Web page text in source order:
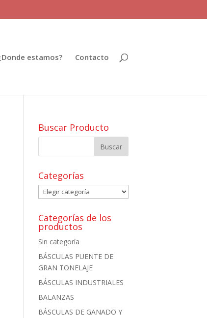
estamos? Contacto
Buscar Producto
Categorías
Categorías
Categorías de los
productos
Sin categoría
BÁSCULAS PUENTE DE
GRAN TONELAJE
BÁSCULAS INDUSTRIALES
BALANZAS
BÁSCULAS DE GANADO Y